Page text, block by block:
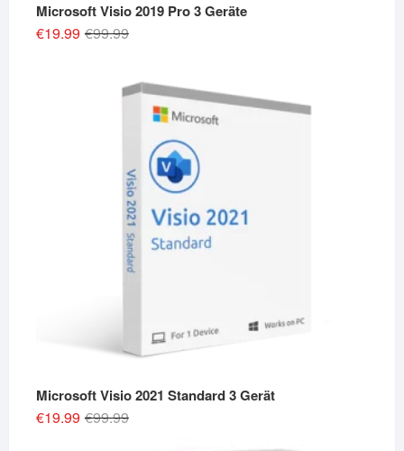
Microsoft Visio 2019 Pro 3 Geräte
€99.99Original
€99.99.
€19.99
Current
€19.99.
Microsoft Visio 2021 Standard 3 Gerät
€99.99Original
€19.99
Current